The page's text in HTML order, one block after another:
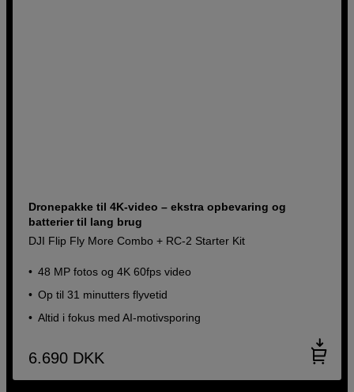
Dronepakke til 4K-video – ekstra opbevaring og
batterier til lang brug
DJI Flip Fly More Combo + RC-2 Starter Kit
48 MP fotos og 4K 60fps video
Op til 31 minutters flyvetid
Altid i fokus med AI-motivsporing
6.690 DKK